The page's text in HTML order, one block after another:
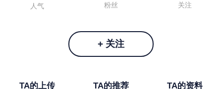
人气 粉丝 关注
+ 关注
TA的上传 TA的推荐 TA的资料